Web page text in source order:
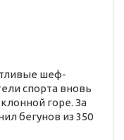
шеф-
спорта вновь
горе. За
бегунов из 350